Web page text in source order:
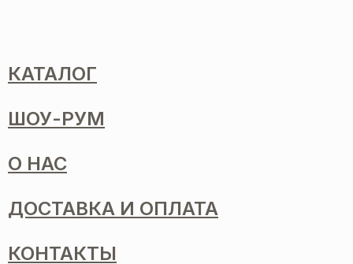
КАТАЛОГ
ШОУ-РУМ
О НАС
ДОСТАВКА И ОПЛАТА
КОНТАКТЫ